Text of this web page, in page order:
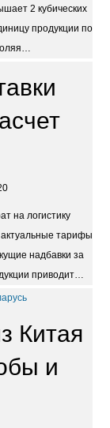
2 кубических
продукции по
на логистику
тарифы
надбавки за
приводит…
Китая
и